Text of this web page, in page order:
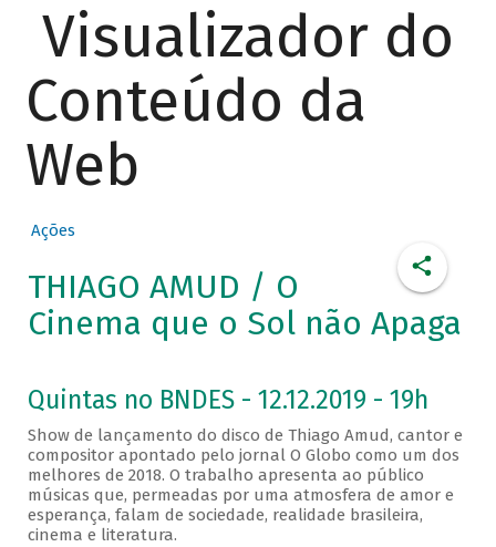
Visualizador do
Conteúdo da
Web
Ações
THIAGO AMUD / O
Cinema que o Sol não Apaga
Quintas no BNDES - 12.12.2019 - 19h
Show de lançamento do disco de Thiago Amud, cantor e
compositor apontado pelo jornal O Globo como um dos
melhores de 2018. O trabalho apresenta ao público
músicas que, permeadas por uma atmosfera de amor e
esperança, falam de sociedade, realidade brasileira,
cinema e literatura.